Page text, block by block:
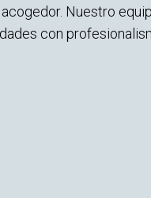
Nuestro
con